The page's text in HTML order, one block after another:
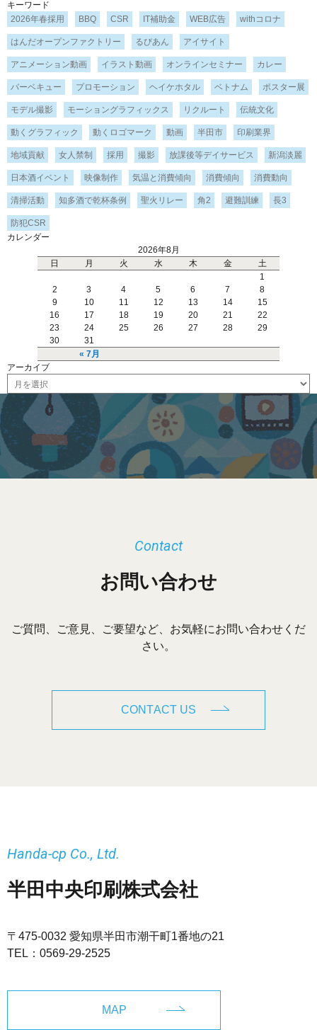
キーワード
2026年春採用
BBQ CSR IT補助金 WEB広告 withコロナ
はんだオープンファクトリー るびあん アイサイト
アニメーション動画 イラスト動画 オンラインセミナー カレー
バーベキュー プロモーション ヘイケホタル ベトナム ポスター展
モデル撮影 モーショングラフィックス リクルート 伝統文化
動くグラフィック 動くロゴマーク 動画 半田市 印刷業界
地域貢献 女人禁制 採用 撮影 放課後等デイサービス 新潟淡麗
日本酒イベント 映像制作 気温と消費傾向 消費傾向 消費動向
清掃活動 知多酒で乾杯条例 聖火リレー 角2 避難訓練 長3
防犯CSR
カレンダー
2026年8月
日
月 火 水 木 金 土
« 7月
1
2
3 4 5 6 7
8
9
10 11 12 13 14
15
16
17 18 19 20 21
22
23
24 25 26 27 28
29
30
31
アーカイブ
ー
ブ
お問い合わせ
Contact
ご質問、ご意見、ご要望など、お気軽にお問い合わせくだ
さい。
CONTACT US
半田中央印刷株式会社
Handa-cp Co., Ltd.
〒475-0032 愛知県半田市潮干町1番地の21
TEL： 0569-29-2525
MAP